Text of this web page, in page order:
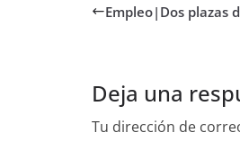
Empleo|Dos plazas
Deja una
Tu dirección de